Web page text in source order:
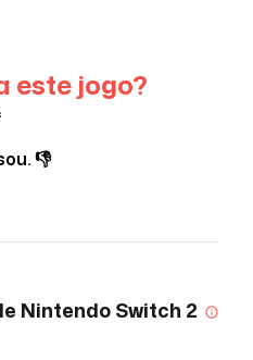
este jogo?
👎
Nintendo Switch 2